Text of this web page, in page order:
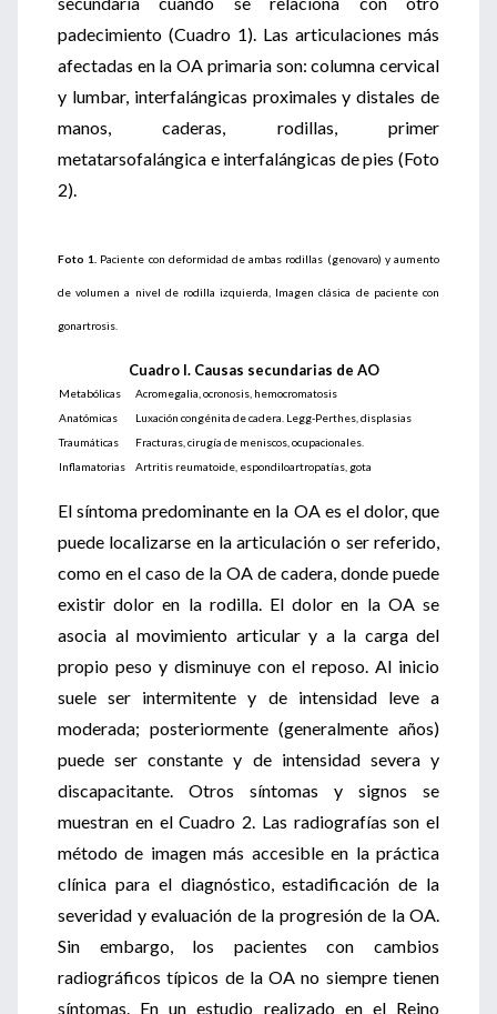
padecimiento (Cuadro 1). Las articulaciones más
afectadas en la OA primaria son: columna cervical
y lumbar, interfalángicas proximales y distales de
manos, caderas, rodillas, primer
metatarsofalángica e interfalángicas de pies (Foto
2).
Foto 1. Paciente con deformidad de ambas rodillas (genovaro) y aumento
de volumen a nivel de rodilla izquierda, Imagen clásica de paciente con
gonartrosis.
Cuadro I. Causas secundarias de AO
Metabólicas
Acromegalia, ocronosis, hemocromatosis
Anatómicas
Luxación congénita de cadera. Legg-Perthes, displasias
Traumáticas
Fracturas, cirugía de meniscos, ocupacionales.
Inflamatorias
Artritis reumatoide, espondiloartropatías, gota
El síntoma predominante en la OA es el dolor, que
puede localizarse en la articulación o ser referido,
como en el caso de la OA de cadera, donde puede
existir dolor en la rodilla. El dolor en la OA se
asocia al movimiento articular y a la carga del
propio peso y disminuye con el reposo. Al inicio
suele ser intermitente y de intensidad leve a
moderada; posteriormente (generalmente años)
puede ser constante y de intensidad severa y
discapacitante. Otros síntomas y signos se
muestran en el Cuadro 2. Las radiografías son el
método de imagen más accesible en la práctica
clínica para el diagnóstico, estadificación de la
severidad y evaluación de la progresión de la OA.
Sin embargo, los pacientes con cambios
radiográficos típicos de la OA no siempre tienen
síntomas. En un estudio realizado en el Reino